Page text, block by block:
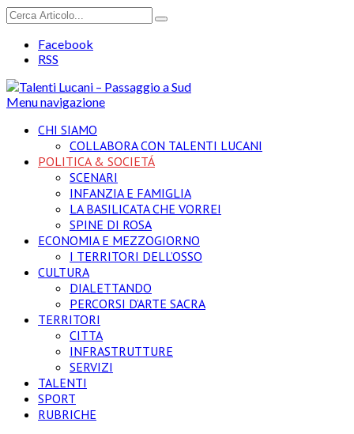
Facebook
RSS
Menu navigazione
CHI SIAMO
COLLABORA CON TALENTI LUCANI
POLITICA & SOCIETÁ
SCENARI
INFANZIA E FAMIGLIA
LA BASILICATA CHE VORREI
SPINE DI ROSA
ECONOMIA E MEZZOGIORNO
I TERRITORI DELL’OSSO
CULTURA
DIALETTANDO
PERCORSI D’ARTE SACRA
TERRITORI
CITTA
INFRASTRUTTURE
SERVIZI
TALENTI
SPORT
RUBRICHE